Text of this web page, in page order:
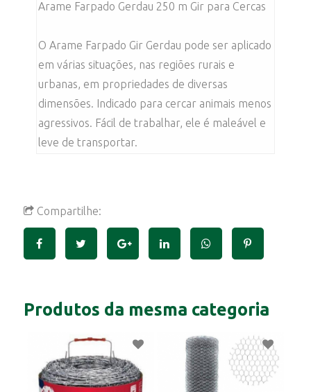
Arame Farpado Gerdau 250 m Gir para Cercas
O Arame Farpado Gir Gerdau pode ser aplicado
em várias situações, nas regiões rurais e
urbanas, em propriedades de diversas
dimensões. Indicado para cercar animais menos
agressivos. Fácil de trabalhar, ele é maleável e
leve de transportar.
Compartilhe:
Produtos da mesma categoria